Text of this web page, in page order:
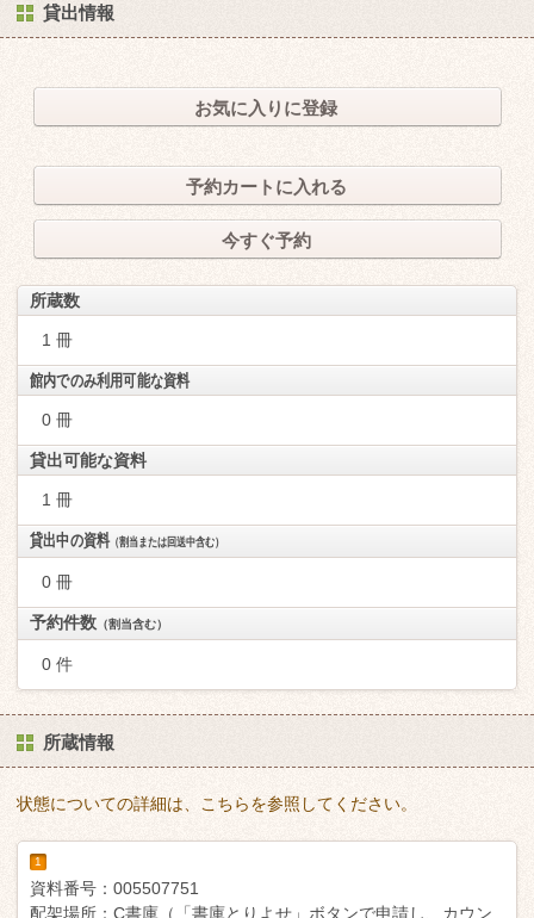
貸出情報
お気に入りに登録
予約カートに入れる
今すぐ予約
所蔵数
1 冊
館内でのみ利用可能な資料
0 冊
貸出可能な資料
1 冊
貸出中の資料（割当または回送中含む）
0 冊
予約件数 （割当含む）
0 件
所蔵情報
状態についての詳細は、こちらを参照してください。
1
資料番号： 005507751
配架場所： C書庫（「書庫とりよせ」ボタンで申請し、カウン